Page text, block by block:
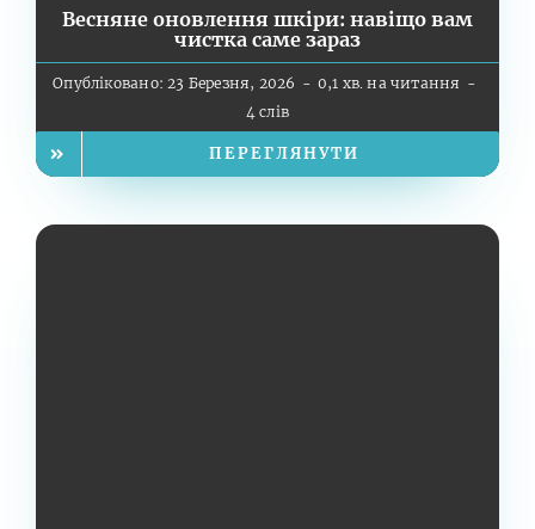
Весняне оновлення шкіри: навіщо вам
чистка саме зараз
Опубліковано: 23 Березня, 2026 - 0,1 хв. на читання -
4 слів
ПЕРЕГЛЯНУТИ